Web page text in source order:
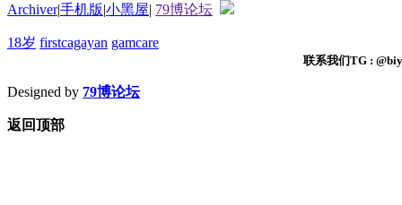
Archiver|手机版|小黑屋| 79博论坛
18岁 firstcagayan gamcare
联系我们TG :
Designed by 79博论坛
返回顶部